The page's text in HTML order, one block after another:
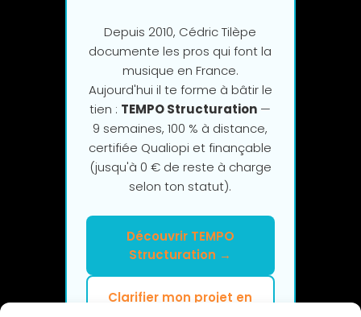
Depuis 2010, Cédric Tilèpe
documente les pros qui font la
musique en France.
Aujourd'hui il te forme à bâtir le
tien : TEMPO Structuration —
9 semaines, 100 % à distance,
certifiée Qualiopi et finançable
(jusqu'à 0 € de reste à charge
selon ton statut).
Découvrir TEMPO
Structuration →
Clarifier mon projet en